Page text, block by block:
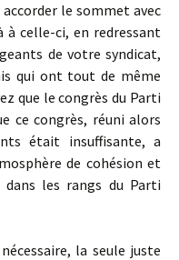
le sommet avec
à celle-ci, en redressant
de votre syndicat,
qui ont tout de même
que le congrès du Parti
ce congrès, réuni alors
était insuffisante, a
de cohésion et
dans les rangs du Parti
la seule juste